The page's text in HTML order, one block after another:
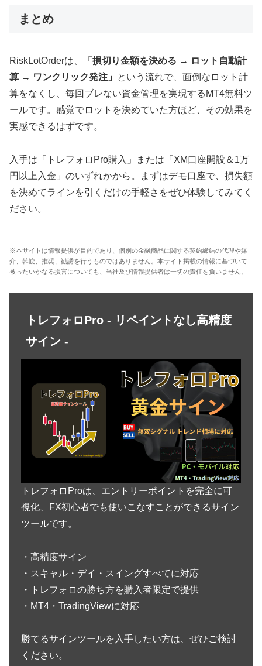
まとめ
RiskLotOrderは、
「損切り金額を決める → ロット自動計
算 → ワンクリック発注」
という流れで、面倒なロット計
算をなくし、毎回ブレない資金管理を実現するMT4無料ツ
ールです。感覚でロットを決めていた方ほど、その効果を
実感できるはずです。
入手は「トレフォロPro購入」または「XM口座開設＆1万
円以上入金」のいずれかから。まずはデモ口座で、損失額
を決めてラインを引くだけの手軽さをぜひ体験してみてく
ださい。
※本サイトは情報提供が目的であり、個別の金融商品に関する契約締結の代理や媒
介、斡旋、推奨、勧誘を行うものではありません。本サイト掲載の情報に基づいて
被ったいかなる損害についても、当社及び情報提供者は一切の責任を負いません。
トレフォロPro - リペイントなし高精度
サイン -
トレフォロProは、エントリーポイントを完全に可
視化、FX初心者でも使いこなすことができるサイン
ツールです。
・高精度サイン
・スキャル・デイ・スイングすべてに対応
・トレフォロの勝ち方を購入者限定で提供
・MT4・TradingViewに対応
勝てるサインツールを入手したい方は、ぜひご検討
ください。